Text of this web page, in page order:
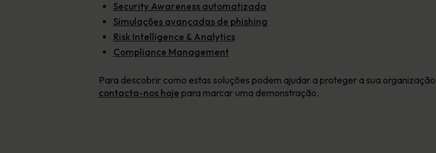
Security Awareness automatizada
Simulações avançadas de phishing
Risk Intelligence & Analytics
Compliance Management
Para descobrir como estas soluções podem ajudar a proteger a sua
contacta-nos hoje para marcar uma demonstração.